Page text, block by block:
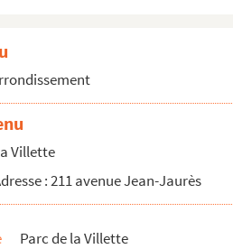
Villette
: 211 avenue Jean-Jaurès
Parc de la Villette